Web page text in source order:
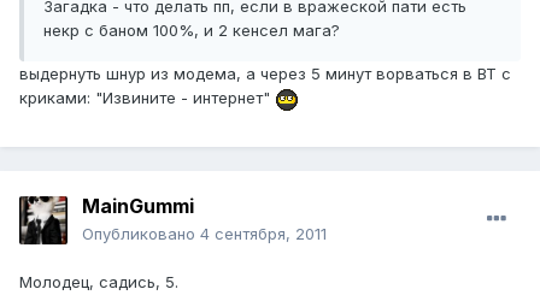
Загадка - что делать пп, если в вражеской пати есть
некр с баном 100%, и 2 кенсел мага?
выдернуть шнур из модема, а через 5 минут ворваться в ВТ с
криками: "Извините - интернет"
MainGummi
Опубликовано 4 сентября, 2011
Молодец, садись, 5.